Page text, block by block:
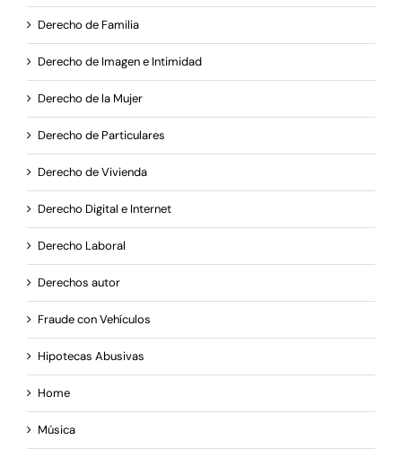
Derecho de Familia
Derecho de Imagen e Intimidad
Derecho de la Mujer
Derecho de Particulares
Derecho de Vivienda
Derecho Digital e Internet
Derecho Laboral
Derechos autor
Fraude con Vehículos
Hipotecas Abusivas
Home
Música